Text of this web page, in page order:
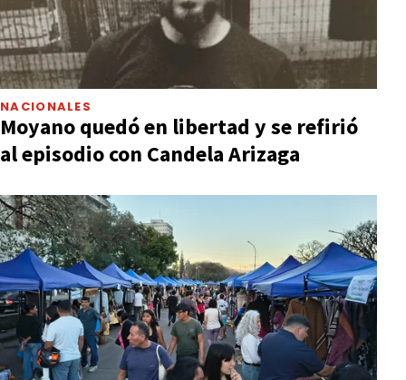
NACIONALES
Moyano quedó en libertad y se refirió
al episodio con Candela Arizaga